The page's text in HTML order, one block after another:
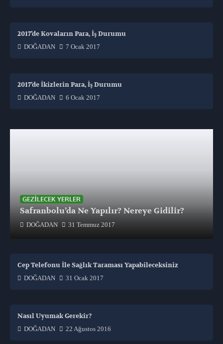
2017’de Kovaların Para, İş Durumu
DOĞADAN 7 Ocak 2017
2017’de İkizlerin Para, İş Durumu
DOĞADAN 6 Ocak 2017
GEZILECEK YERLER
Safranbolu’da Ne Yapılır? Nereye Gidilir?
DOĞADAN 31 Temmuz 2017
Cep Telefonu İle Sağlık Taraması Yapabileceksiniz
DOĞADAN 31 Ocak 2017
Nasıl Uyumak Gerekir?
DOĞADAN 22 Ağustos 2016